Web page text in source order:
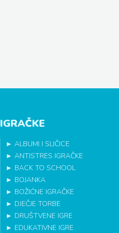
IGRAČKE
► ALBUMI I SLIČICE
► ANTISTRES IGRAČKE
► BACK TO SCHOOL
► BOJANKA
► BOŽIĆNE IGRAČKE
► DJEČJE TORBE
► DRUŠTVENE IGRE
► EDUKATIVNE IGRE